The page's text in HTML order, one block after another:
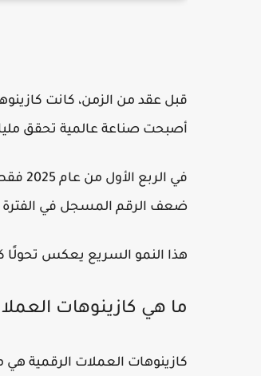
قبل عقد من الزمن، كانت
أصبحت صناعة عالمية تحقق
ضعف الرقم المسجل في
هذا النمو السريع يعكس
ما هي كازينوهات
كازينوهات العملات الرقمية